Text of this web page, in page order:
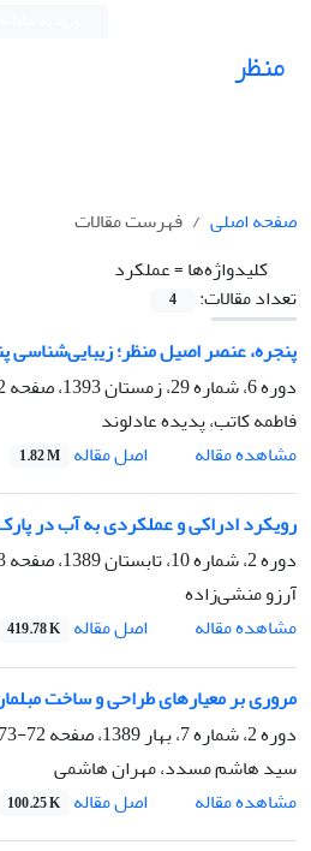
منظر
صفحه اصلی
فهرست مقالات
کلیدواژه‌ها =عملکرد
تعداد مقالات:
4
پنجره، عنصر اصیل منظر؛
دوره 6، شماره 29، زمستان 1393، صفحه
فاطمه کاتب، پدیده عادلوند
مشاهده مقاله
اصل مقاله 1.82 M
رویکرد ادراکی و عملکردی به آب در
دوره 2، شماره 10، تابستان 1389، صفحه
آرزو منشی‌زاده
مشاهده مقاله
اصل مقاله 419.78 K
مروری بر معیارهای طراحی و ساخت
دوره 2، شماره 7، بهار 1389، صفحه
72-73
سید هاشم مسدد، مهران هاشمی
مشاهده مقاله
اصل مقاله 100.25 K